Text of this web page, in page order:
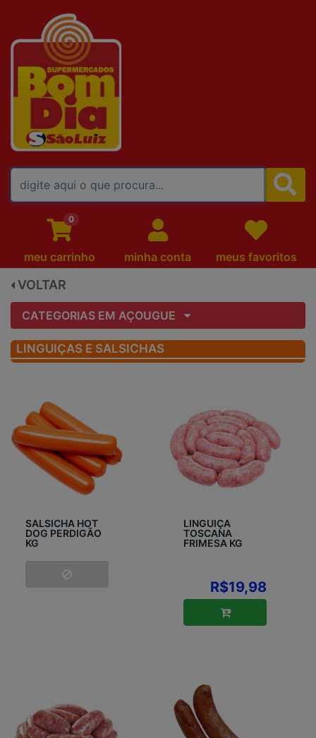
0
meu carrinho minha conta meus favoritos
VOLTAR
CATEGORIAS EM AÇOUGUE
LINGUIÇAS E SALSICHAS
SALSICHA HOT
DOG PERDIGÃO
KG
LINGUIÇA
TOSCANA
FRIMESA KG
R$19,98